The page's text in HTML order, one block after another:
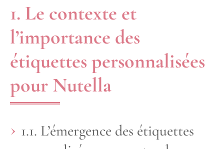
1. Le contexte et
l’importance des
étiquettes personnalisées
pour Nutella
1.1. L’émergence des étiquettes